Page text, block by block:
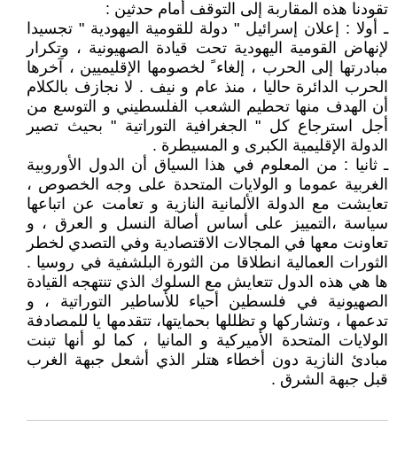
تقودنا هذه المقاربة إلى التوقف أمام حدثين :
ـ أولا : إعلان إسرائيل " دولة للقومية اليهودية " تجسيدا
لإنهاض القومية اليهودية تحت قيادة الصهيونية ، وتكرار
مبادرتها إلى الحرب ، إلغاء ً لخصومها الإقليميين ، آخرها
الحرب الدائرة حاليا ، منذ عام و نيف . لا نجازف بالكلام
أن الهدف منها تحطيم الشعب الفلسطيني و التوسع من
أجل استرجاع كل " الجغرافية التوراتية " بحيث تصير
الدولة الإقليمية الكبرى و المسيطرة .
ـ ثانيا : من المعلوم في هذا السياق أن الدول الأوروبية
الغربية عموما و الولايات المتحدة على وجه الخصوص ،
تعايشت مع الدولة الألمانية النازية و تعامت عن اتباعها
سياسة ،التمييز على أساس أصالة النسل و العرق ، و
تعاونت معها في المجالات الاقتصادية وفي التصدي لخطر
الثورات العمالية انطلاقا من الثورة البلشفية في روسيا .
ها هي هذه الدول تتعايش مع السلوك الذي تنتهجه القيادة
الصهيونية في فلسطين أحياء للأساطير التوراتية ، و
تدعمها ، وتشاركها و تظللها بحمايتها، تتقدمها يا للمصادفة
الولايات المتحدة الأميركية و المانيا ، كما لو أنها تبنت
مبادئ النازية دون أخطاء هتلر الذي أشعل جبهة الغرب
قبل جبهة الشرق .